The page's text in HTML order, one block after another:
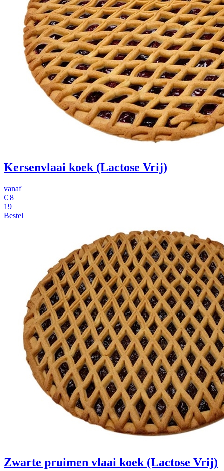
Kersenvlaai koek (Lactose Vrij)
vanaf
€ 8
19
Bestel
Zwarte pruimen vlaai koek (Lactose Vrij)